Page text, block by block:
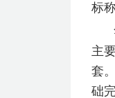
标
主
套
础